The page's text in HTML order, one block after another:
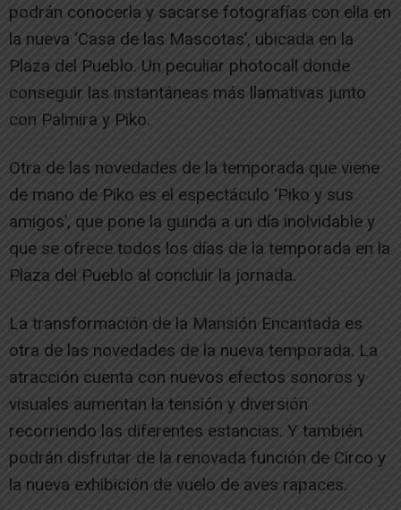
podrán conocerla y sacarse fotografías con ella en
la nueva ‘Casa de las Mascotas’, ubicada en la
Plaza del Pueblo. Un peculiar photocall donde
conseguir las instantáneas más llamativas junto
con Palmira y Piko.
Otra de las novedades de la temporada que viene
de mano de Piko es el espectáculo ‘Piko y sus
amigos’, que pone la guinda a un día inolvidable y
que se ofrece todos los días de la temporada en la
Plaza del Pueblo al concluir la jornada.
La transformación de la Mansión Encantada es
otra de las novedades de la nueva temporada. La
atracción cuenta con nuevos efectos sonoros y
visuales aumentan la tensión y diversión
recorriendo las diferentes estancias. Y también
podrán disfrutar de la renovada función de Circo y
la nueva exhibición de vuelo de aves rapaces.